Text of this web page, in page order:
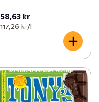
58,63 kr
117,26 kr /l